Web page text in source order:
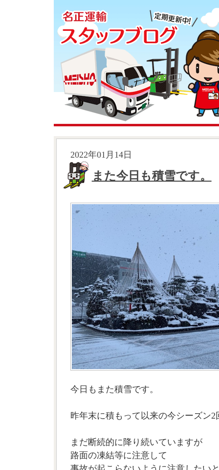
2022年01月14日
また今日も積雪です。
今日もまた積雪です。
昨年末に積もって以来の今シーズン2
まだ断続的に降り続いていますが
路面の凍結等に注意して